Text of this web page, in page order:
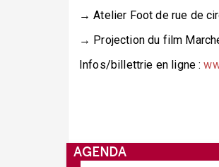
→ Atelier Foot de rue de
→ Projection du film
Infos/billettrie en ligne :
AGENDA